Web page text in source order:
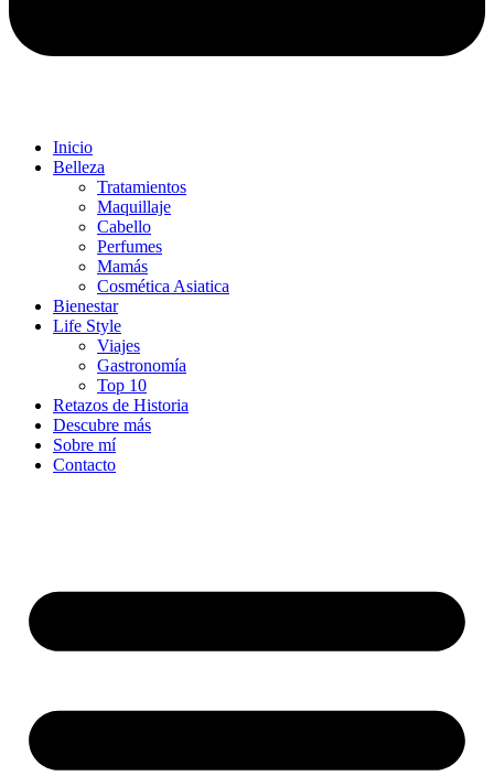
Inicio
Belleza
Tratamientos
Maquillaje
Cabello
Perfumes
Mamás
Cosmética Asiatica
Bienestar
Life Style
Viajes
Gastronomía
Top 10
Retazos de Historia
Descubre más
Sobre mí
Contacto